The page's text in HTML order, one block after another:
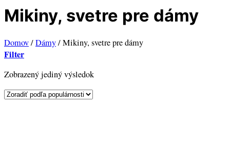
Mikiny, svetre pre dámy
Domov/Dámy/Mikiny, svetre pre dámy
Filter
Zobrazený jediný výsledok